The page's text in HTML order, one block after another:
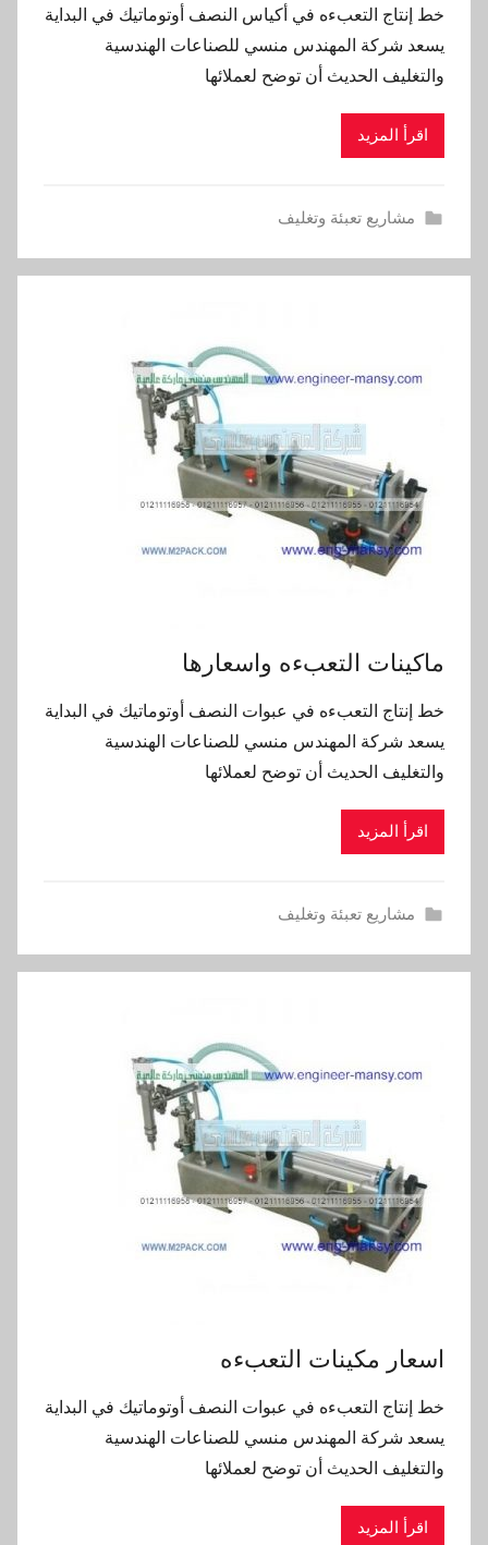
خط إنتاج التعبءه في أكياس النصف أوتوماتيك في البداية
يسعد شركة المهندس منسي للصناعات الهندسية
والتغليف الحديث أن توضح لعملائها
اقرأ المزيد
مشاريع تعبئة وتغليف
ماكينات التعبءه واسعارها
خط إنتاج التعبءه في عبوات النصف أوتوماتيك في البداية
يسعد شركة المهندس منسي للصناعات الهندسية
والتغليف الحديث أن توضح لعملائها
اقرأ المزيد
مشاريع تعبئة وتغليف
اسعار مكينات التعبءه
خط إنتاج التعبءه في عبوات النصف أوتوماتيك في البداية
يسعد شركة المهندس منسي للصناعات الهندسية
والتغليف الحديث أن توضح لعملائها
اقرأ المزيد